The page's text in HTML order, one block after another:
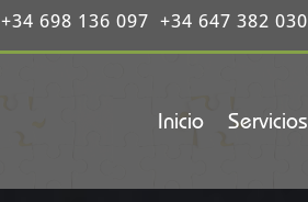
+34 698 136 097 +34 647 382 030
Inicio Servicios